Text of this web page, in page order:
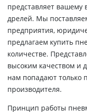
представляет вашему
дрелей. Мы
предприятия,
предлагаем купить
количестве.
высоким качеством и
нам попадают только
производителя.
Принцип работы